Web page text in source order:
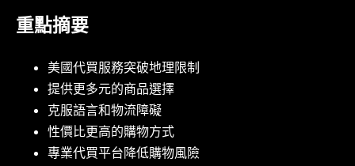
重點摘要
美國代買服務突破地理限制
提供更多元的商品選擇
克服語言和物流障礙
性價比更高的購物方式
專業代買平台降低購物風險